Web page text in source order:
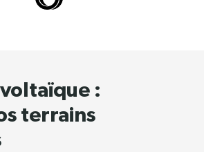
:
terrains